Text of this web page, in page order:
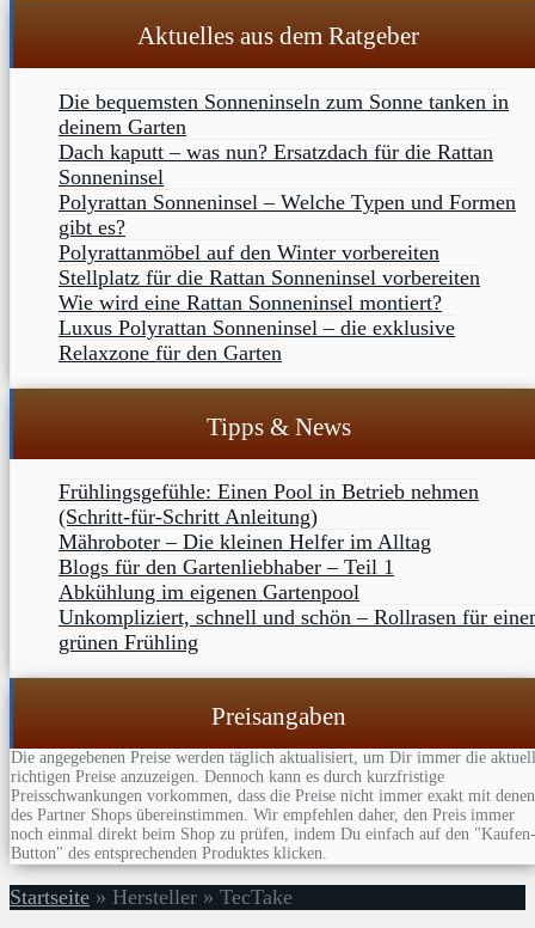
Aktuelles aus dem Ratgeber
Die bequemsten Sonneninseln zum Sonne tanken in
deinem Garten
Dach kaputt – was nun? Ersatzdach für die Rattan
Sonneninsel
Polyrattan Sonneninsel – Welche Typen und Formen
gibt es?
Polyrattanmöbel auf den Winter vorbereiten
Stellplatz für die Rattan Sonneninsel vorbereiten
Wie wird eine Rattan Sonneninsel montiert?
Luxus Polyrattan Sonneninsel – die exklusive
Relaxzone für den Garten
Tipps & News
Frühlingsgefühle: Einen Pool in Betrieb nehmen
(Schritt-für-Schritt Anleitung)
Mähroboter – Die kleinen Helfer im Alltag
Blogs für den Gartenliebhaber – Teil 1
Abkühlung im eigenen Gartenpool
Unkompliziert, schnell und schön – Rollrasen für
grünen Frühling
Preisangaben
Die angegebenen Preise werden täglich aktualisiert, um Dir immer die aktuell
richtigen Preise anzuzeigen. Dennoch kann es durch kurzfristige
Preisschwankungen vorkommen, dass die Preise nicht immer exakt mit denen
des Partner Shops übereinstimmen. Wir empfehlen daher, den Preis immer
noch einmal direkt beim Shop zu prüfen, indem Du einfach auf den "Kaufen-
Button" des entsprechenden Produktes klicken.
Startseite » Hersteller » TecTake